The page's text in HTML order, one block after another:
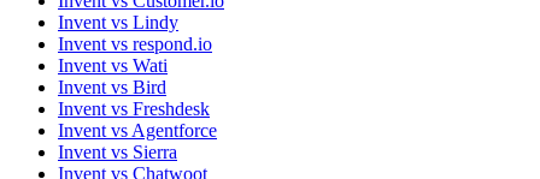
Invent vs Lindy
Invent vs respond.io
Invent vs Wati
Invent vs Bird
Invent vs Freshdesk
Invent vs Agentforce
Invent vs Sierra
Invent vs Chatwoot